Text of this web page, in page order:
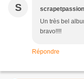
S
Un très bel
bravo!!!!
Répondre